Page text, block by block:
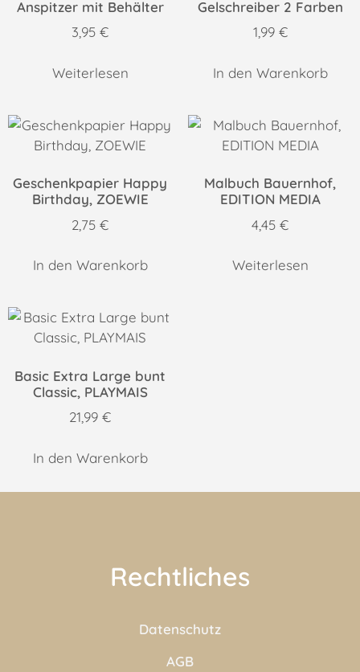
Anspitzer mit Behälter
3,95 €
Weiterlesen
Gelschreiber 2 Farben
1,99 €
In den Warenkorb
Geschenkpapier Happy
Birthday, ZOEWIE
2,75 €
In den Warenkorb
Malbuch Bauernhof,
EDITION MEDIA
4,45 €
Weiterlesen
Basic Extra Large bunt
Classic, PLAYMAIS
21,99 €
In den Warenkorb
Rechtliches
Datenschutz
AGB